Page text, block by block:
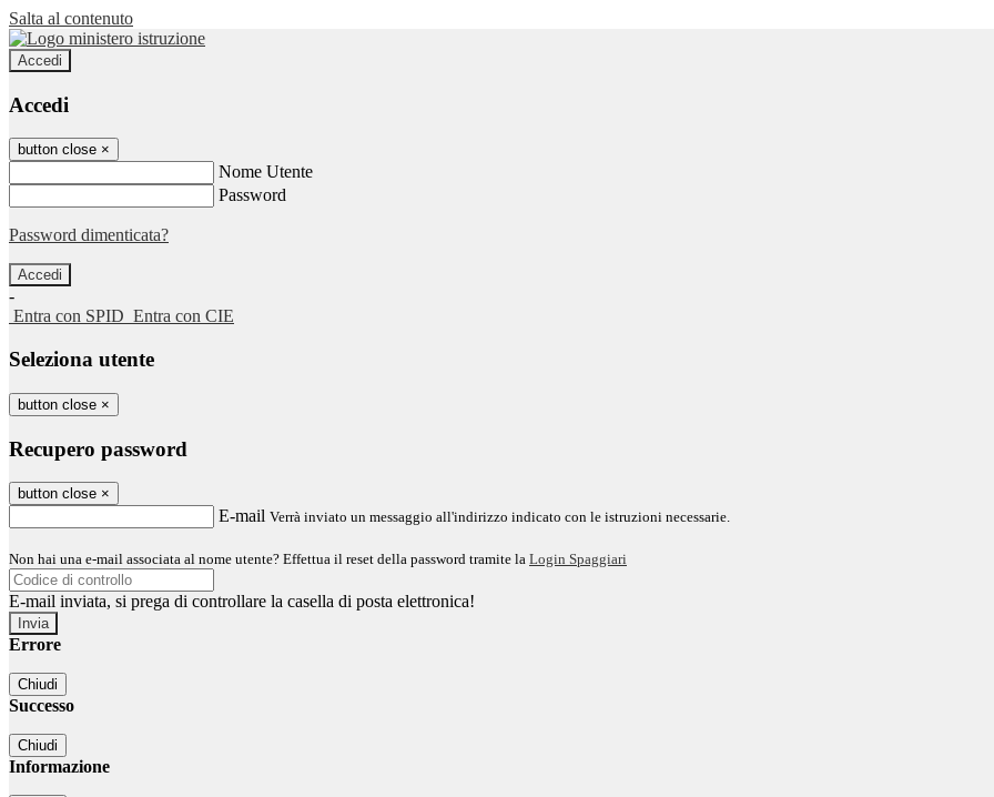
Salta al contenuto
Accedi
Accedi
button close ×
Nome Utente
Password
Password dimenticata?
-
Entra con SPID Entra con CIE
Seleziona utente
button close ×
Recupero password
button close ×
E-mail Verrà inviato un messaggio all'indirizzo indicato con le istruzioni necessarie.
Non hai una e-mail associata al nome utente? Effettua il reset della password tramite la Login Spaggiari
E-mail inviata, si prega di controllare la casella di posta elettronica!
Errore
Chiudi
Successo
Chiudi
Informazione